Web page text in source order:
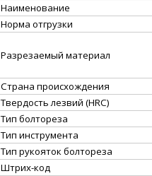
Наименование
Норма отгрузки
Разрезаемый материал
Страна происхождения
Твердость лезвий (HRC)
Тип болтореза
Тип инструмента
Тип рукояток болтореза
Штрих-код